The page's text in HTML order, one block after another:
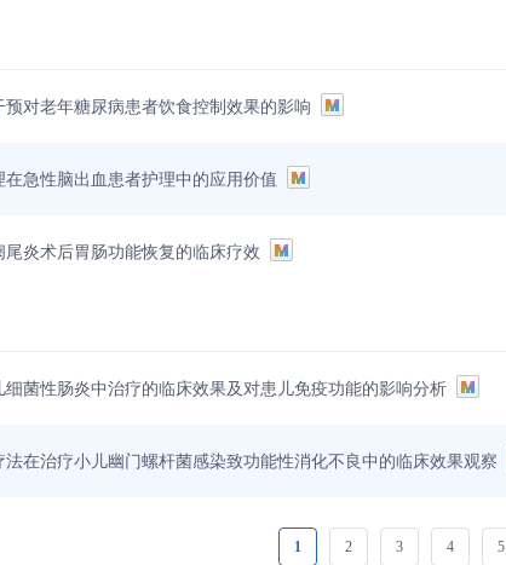
对老年糖尿病患者饮食控制效果的影响
急性脑出血患者护理中的应用价值
炎术后胃肠功能恢复的临床疗效
细菌性肠炎中治疗的临床效果及对患儿免疫功能的影响分析
在治疗小儿幽门螺杆菌感染致功能性消化不良中的临床效果观察
1 2 3 4 5